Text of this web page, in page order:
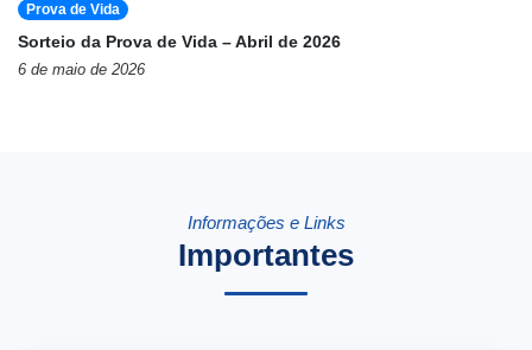
Prova de Vida
Sorteio da Prova de Vida – Abril de 2026
6 de maio de 2026
Informações e Links
Importantes